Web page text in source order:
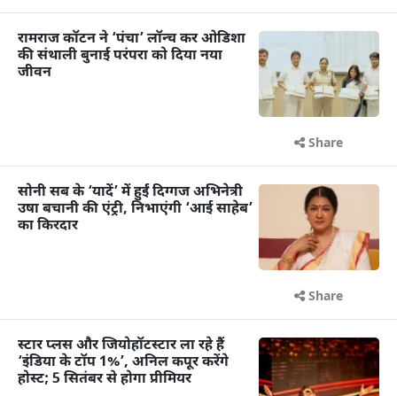
रामराज कॉटन ने ‘पंचा’ लॉन्च कर ओडिशा
की संथाली बुनाई परंपरा को दिया नया
जीवन
Share
सोनी सब के ‘यादें’ में हुईं दिग्गज अभिनेत्री
उषा बचानी की एंट्री, निभाएंगी ‘आई साहेब’
का किरदार
Share
स्टार प्लस और जियोहॉटस्टार ला रहे हैं
‘इंडिया के टॉप 1%’, अनिल कपूर करेंगे
होस्ट; 5 सितंबर से होगा प्रीमियर